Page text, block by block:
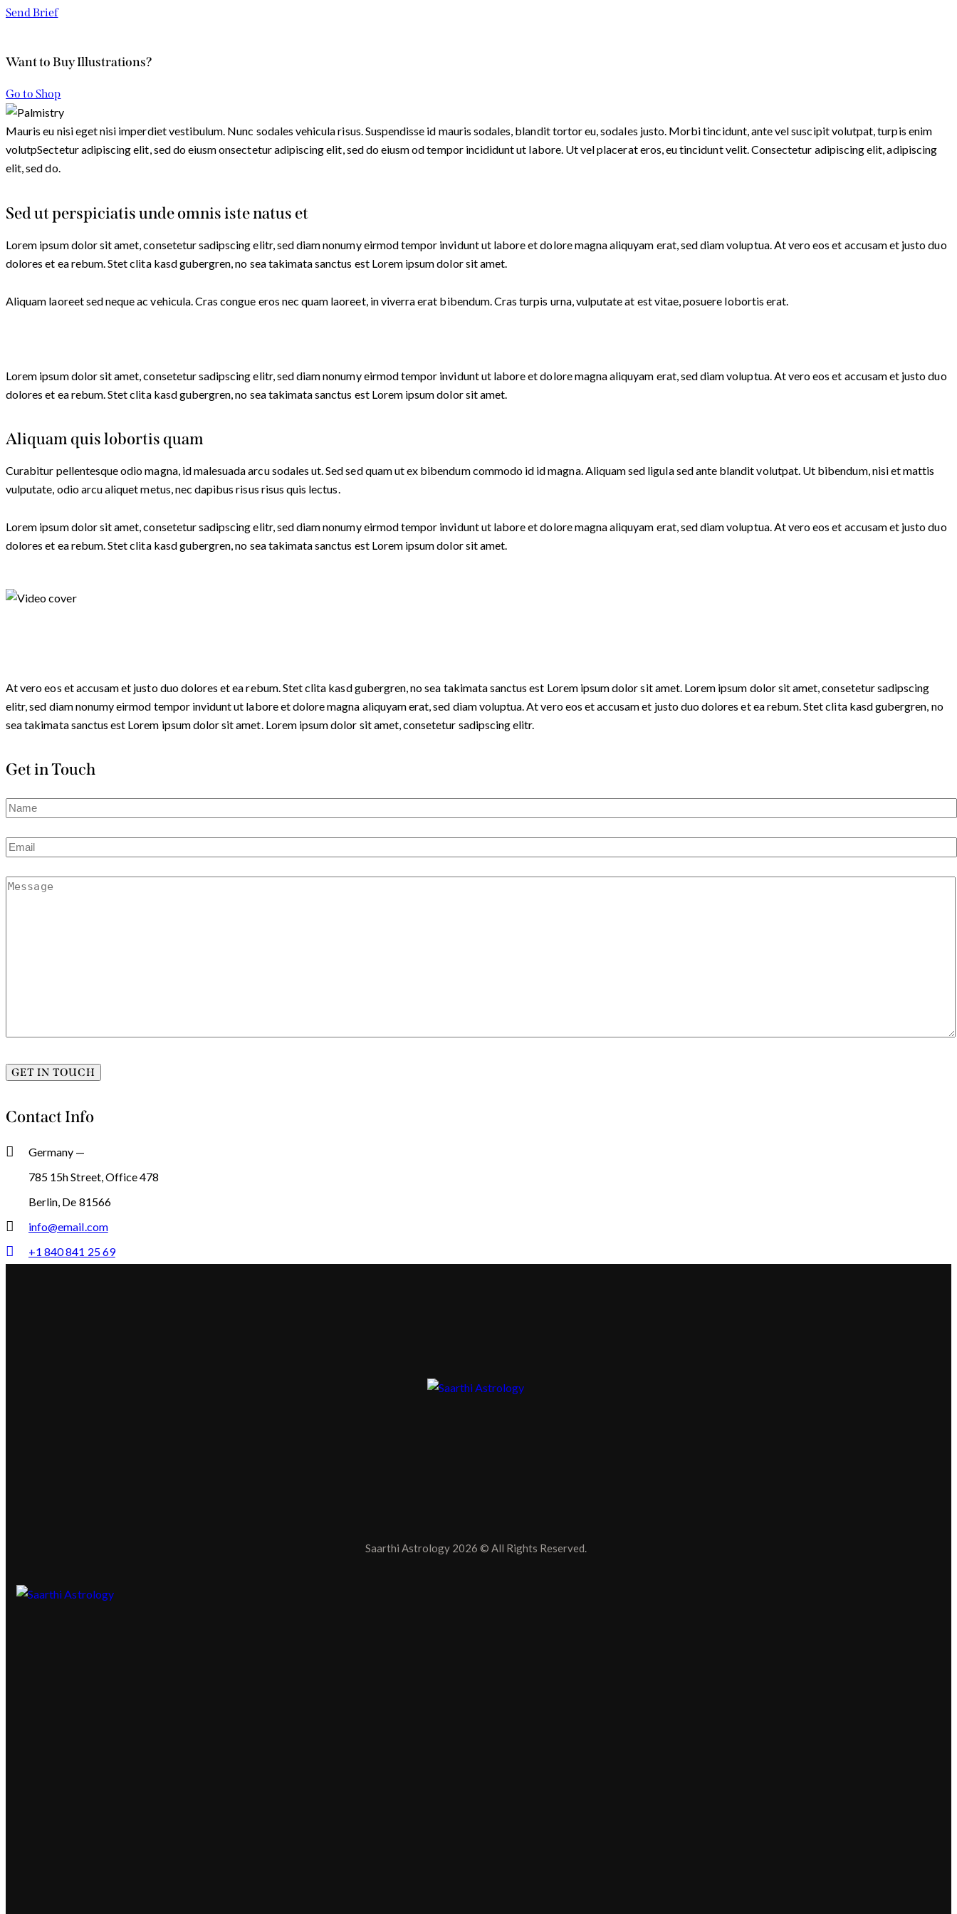
Send Brief
Want to Buy Illustrations?
Go to Shop
Mauris eu nisi eget nisi imperdiet vestibulum. Nunc sodales vehicula risus. Suspendisse id mauris sodales, blandit tortor eu, sodales justo. Morbi tincidunt, ante vel suscipit volutpat, turpis enim
volutpSectetur adipiscing elit, sed do eiusm onsectetur adipiscing elit, sed do eiusm od tempor incididunt ut labore. Ut vel placerat eros, eu tincidunt velit. Consectetur adipiscing elit, adipiscing
elit, sed do.
Sed ut perspiciatis unde omnis iste natus et
Lorem ipsum dolor sit amet, consetetur sadipscing elitr, sed diam nonumy eirmod tempor invidunt ut labore et dolore magna aliquyam erat, sed diam voluptua. At vero eos et accusam et justo duo
dolores et ea rebum. Stet clita kasd gubergren, no sea takimata sanctus est Lorem ipsum dolor sit amet.
Aliquam laoreet sed neque ac vehicula. Cras congue eros nec quam laoreet, in viverra erat bibendum. Cras turpis urna, vulputate at est vitae, posuere lobortis erat.
Lorem ipsum dolor sit amet, consetetur sadipscing elitr, sed diam nonumy eirmod tempor invidunt ut labore et dolore magna aliquyam erat, sed diam voluptua. At vero eos et accusam et justo duo
dolores et ea rebum. Stet clita kasd gubergren, no sea takimata sanctus est Lorem ipsum dolor sit amet.
Aliquam quis lobortis quam
Curabitur pellentesque odio magna, id malesuada arcu sodales ut. Sed sed quam ut ex bibendum commodo id id magna. Aliquam sed ligula sed ante blandit volutpat. Ut bibendum, nisi et mattis
vulputate, odio arcu aliquet metus, nec dapibus risus risus quis lectus.
Lorem ipsum dolor sit amet, consetetur sadipscing elitr, sed diam nonumy eirmod tempor invidunt ut labore et dolore magna aliquyam erat, sed diam voluptua. At vero eos et accusam et justo duo
dolores et ea rebum. Stet clita kasd gubergren, no sea takimata sanctus est Lorem ipsum dolor sit amet.
At vero eos et accusam et justo duo dolores et ea rebum. Stet clita kasd gubergren, no sea takimata sanctus est Lorem ipsum dolor sit amet. Lorem ipsum dolor sit amet, consetetur sadipscing
elitr, sed diam nonumy eirmod tempor invidunt ut labore et dolore magna aliquyam erat, sed diam voluptua. At vero eos et accusam et justo duo dolores et ea rebum. Stet clita kasd gubergren, no
sea takimata sanctus est Lorem ipsum dolor sit amet. Lorem ipsum dolor sit amet, consetetur sadipscing elitr.
Get in Touch
Contact Info
Germany —
785 15h Street, Office 478
Berlin, De 81566
info@email.com
+1 840 841 25 69
Saarthi Astrology 2026 © All Rights Reserved.